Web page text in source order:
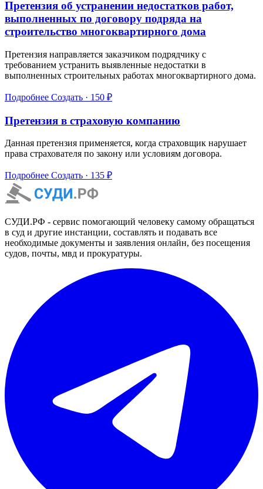
Претензия об устранении недостатков работ,
выполненных по договору подряда на
строительство многоквартирного дома
Претензия направляется заказчиком подрядчику с
требованием устранить выявленные недостатки в
выполненных строительных работах многоквартирного дома.
Подробнее Создать · 150 ₽
Претензия в страховую компанию
Данная претензия применяется, когда страховщик нарушает
права страхователя по закону или условиям договора.
Подробнее Создать · 135 ₽
СУДИ.РФ - сервис помогающий человеку самому обращаться
в суд и другие инстанции, составлять и подавать все
необходимые документы и заявления онлайн, без посещения
судов, почты, мвд и прокуратуры.